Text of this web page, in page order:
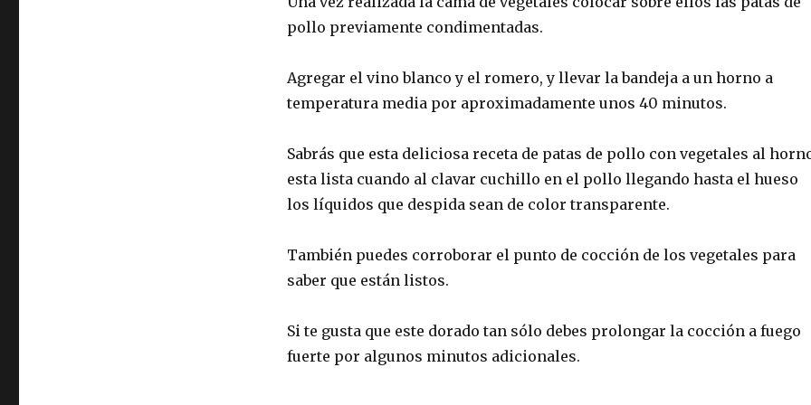
pollo previamente condimentadas.
Agregar el vino blanco y el romero, y llevar la bandeja a un horno a
temperatura media por aproximadamente unos 40 minutos.
Sabrás que esta deliciosa receta de patas de pollo con vegetales al
esta lista cuando al clavar cuchillo en el pollo llegando hasta el hueso
los líquidos que despida sean de color transparente.
También puedes corroborar el punto de cocción de los vegetales para
saber que están listos.
Si te gusta que este dorado tan sólo debes prolongar la cocción a fuego
fuerte por algunos minutos adicionales.